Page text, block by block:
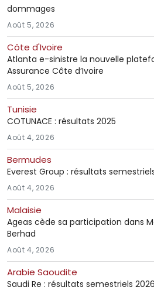
dommages
Août 5, 2026
Côte d'Ivoire
Atlanta e-sinistre la nouvelle
Assurance Côte d’Ivoire
Août 5, 2026
Tunisie
COTUNACE : résultats 2025
Août 4, 2026
Bermudes
Everest Group : résultats
Août 4, 2026
Malaisie
Ageas cède sa participation dans
Berhad
Août 4, 2026
Arabie Saoudite
Saudi Re : résultats semestriels 2026